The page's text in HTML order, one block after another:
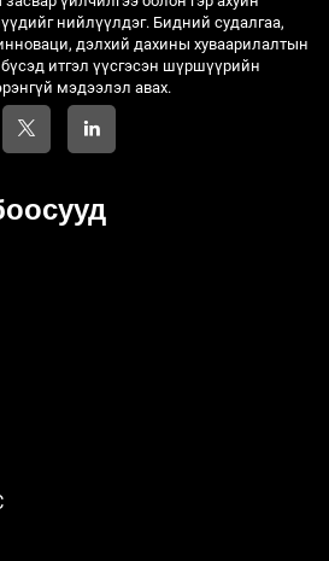
нийлүүлдэг. Бидний судалгаа,
дэлхий дахины хуваарилалтын
итгэл үүсгэсэн шүршүүрийн
мэдээлэл авах.